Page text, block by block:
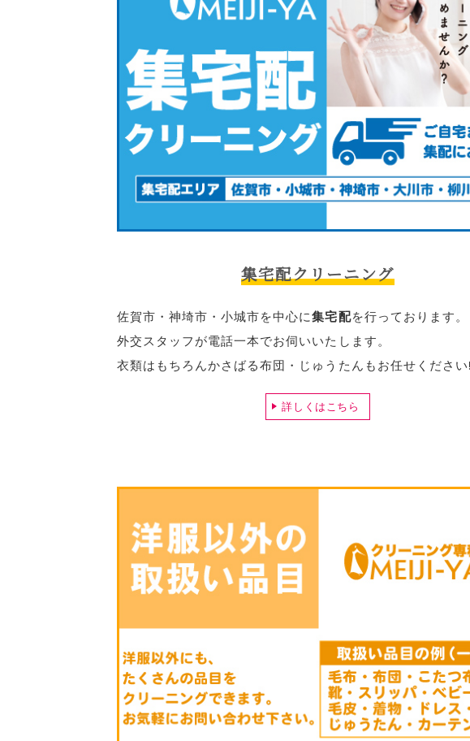
集宅配クリーニング
佐賀市・神埼市・小城市を中心に集宅配を行っております。
外交スタッフが電話一本でお伺いいたします。
衣類はもちろんかさばる布団・じゅうたんもお任せください!
詳しくはこちら